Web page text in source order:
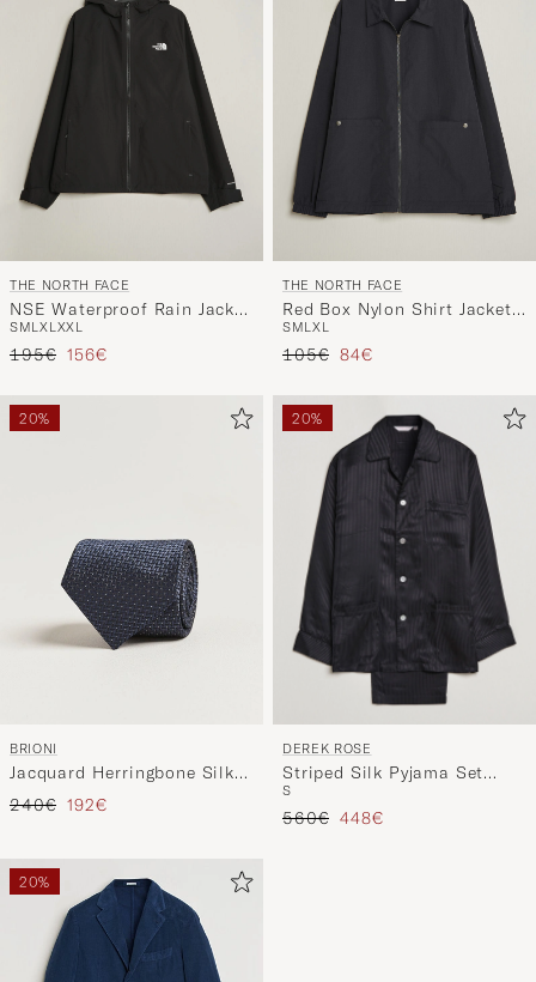
THE NORTH FACE
NSE Waterproof Rain Jacket
Black
SMLXLXXL
Precio ordinario
195€ Precio reducido
156€
THE NORTH FACE
Red Box Nylon Shirt Jacket
Black
SMLXL
Precio ordinario
105€ Precio reducido
84€
20%
BRIONI
Jacquard Herringbone Silk
Tie Navy
Precio ordinario
240€ Precio reducido
192€
20%
DEREK ROSE
Striped Silk Pyjama Set
Black
S
Precio ordinario
560€ Precio reducido
448€
20%